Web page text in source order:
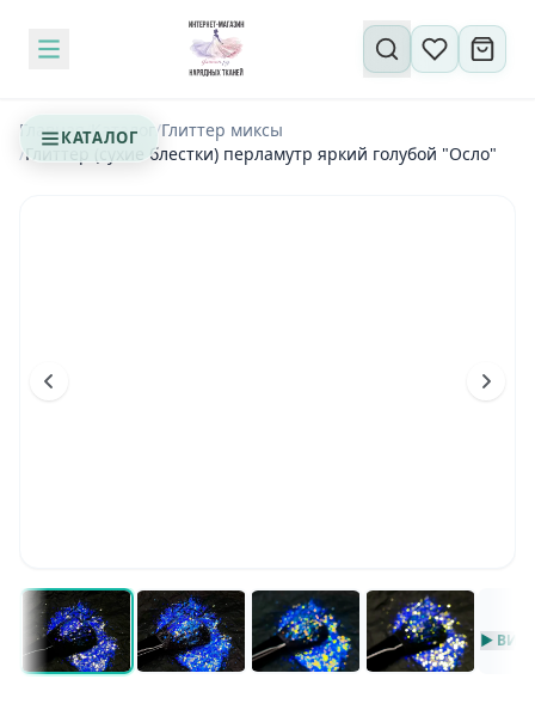
КАТАЛОГ
Поиск по сайту
Главная/Каталог/Глиттер миксы
/Глиттер (сухие блестки) перламутр яркий голубой "Осло"
▶